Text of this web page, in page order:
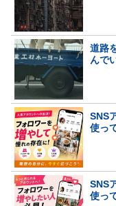
道路
んで
SNS
使っ
SNS
使っ